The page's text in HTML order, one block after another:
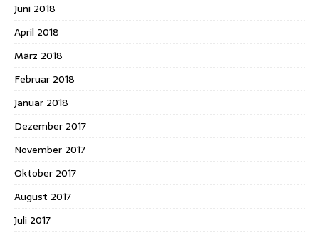
Juni 2018
April 2018
März 2018
Februar 2018
Januar 2018
Dezember 2017
November 2017
Oktober 2017
August 2017
Juli 2017